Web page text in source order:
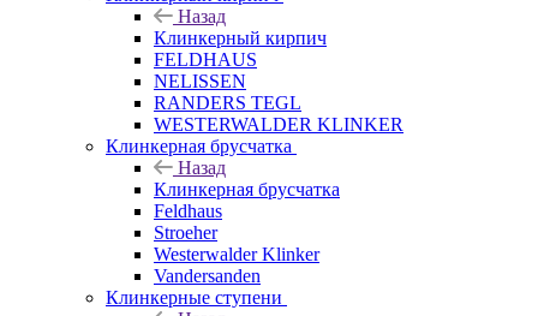
Назад
Клинкерный кирпич
FELDHAUS
NELISSEN
RANDERS TEGL
WESTERWALDER KLINKER
Клинкерная брусчатка
Назад
Клинкерная брусчатка
Feldhaus
Stroeher
Westerwalder Klinker
Vandersanden
Клинкерные ступени